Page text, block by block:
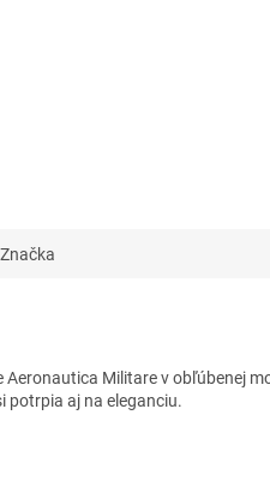
Značka
Militare v obľúbenej
potrpia aj na eleganciu.